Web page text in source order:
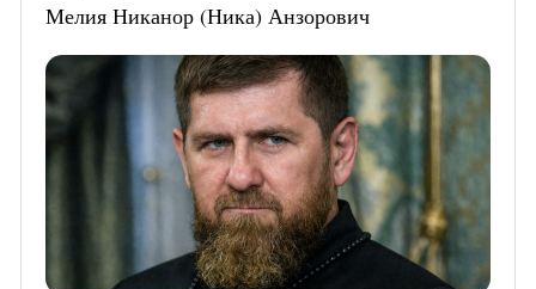
Мелия Никанор (Ника) Анзорович